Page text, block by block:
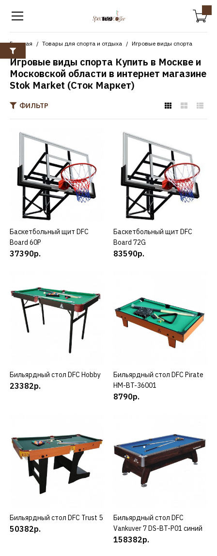
Главная Товары для спорта и отдыха Игровые виды спорта
Игровые виды спорта Купить в Москве и
Московской области в интернет магазине
Stok Market (Сток Маркет)
ФИЛЬТР
Баскетбольный щит DFC
Board 60P
37390р.
КУПИТЬ
ДОБАВИТЬ К СРАВНЕНИЮ
ДОБАВИТЬ В ПОЖЕЛАНИЯ
83590р.
КУПИТЬ
ДОБАВИТЬ В ПОЖЕЛАНИЯ
23382р.
ДОБАВИТЬ В ПОЖЕЛАНИЯ
DFC
КУПИТЬ
Баскетбольный щит DFC
Board 60P
37390р.
КУПИТЬ
Баскетбольный щит DFC
Board 72G
83590р.
КУПИТЬ
Бильярдный стол DFC Hobby
23382р.
КУПИТЬ
Бильярдный стол DFC Pirate
HM-BT-36001
8790р.
КУПИТЬ
Бильярдный стол DFC Trust 5
50382р.
КУПИТЬ
Бильярдный стол DFC
Vankuver 7 DS-BT-P01 синий
158382р.